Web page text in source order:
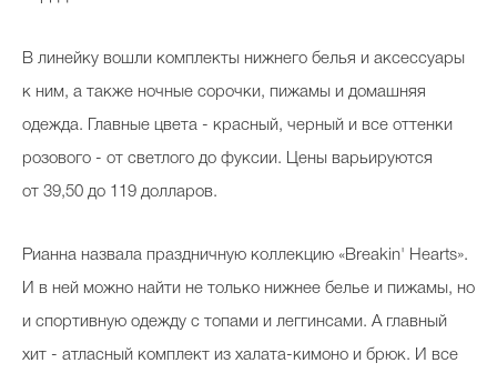
В линейку вошли комплекты нижнего белья и аксессуары
к ним, а также ночные сорочки, пижамы и домашняя
одежда. Главные цвета - красный, черный и все оттенки
розового - от светлого до фуксии. Цены варьируются
от 39,50 до 119 долларов.
Рианна назвала праздничную коллекцию «Breakin' Hearts».
И в ней можно найти не только нижнее белье и пижамы, но
и спортивную одежду с топами и леггинсами. А главный
хит - атласный комплект из халата-кимоно и брюк. И все